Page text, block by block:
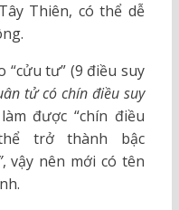
Thiên, có thể dễ
tư” (9 điều suy
tử có chín điều suy
được “chín điều
trở thành bậc
, vậy nên mới có tên